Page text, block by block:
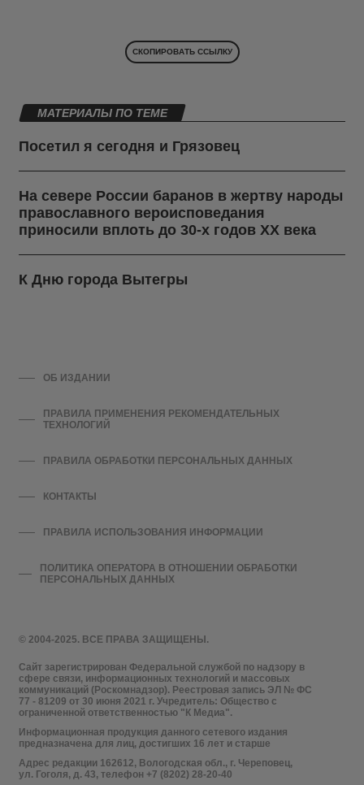
СКОПИРОВАТЬ ССЫЛКУ
МАТЕРИАЛЫ ПО ТЕМЕ
Посетил я сегодня и Грязовец
На севере России баранов в жертву народы
православного вероисповедания
приносили вплоть до 30-х годов ХХ века
К Дню города Вытегры
© 2004-2025. ВСЕ ПРАВА ЗАЩИЩЕНЫ.
Сайт зарегистрирован Федеральной службой по надзору в
сфере связи, информационных технологий и массовых
коммуникаций (Роскомнадзор). Реестровая запись ЭЛ № ФС
77 - 81209 от 30 июня 2021 г. Учредитель: Общество с
ограниченной ответственностью "К Медиа".
Информационная продукция данного сетевого издания
предназначена для лиц, достигших 16 лет и старше
Адрес редакции 162612, Вологодская обл., г. Череповец,
ул. Гоголя, д. 43, телефон +7 (8202) 28-20-40
ОБ ИЗДАНИИ
ПРАВИЛА ПРИМЕНЕНИЯ РЕКОМЕНДАТЕЛЬНЫХ
ТЕХНОЛОГИЙ
ПРАВИЛА ОБРАБОТКИ ПЕРСОНАЛЬНЫХ ДАННЫХ
КОНТАКТЫ
ПРАВИЛА ИСПОЛЬЗОВАНИЯ ИНФОРМАЦИИ
ПОЛИТИКА ОПЕРАТОРА В ОТНОШЕНИИ ОБРАБОТКИ
ПЕРСОНАЛЬНЫХ ДАННЫХ